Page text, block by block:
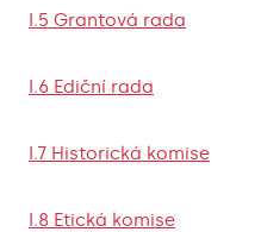
I.5 Grantová rada
I.6 Ediční rada
I.7 Historická komise
I.8 Etická komise